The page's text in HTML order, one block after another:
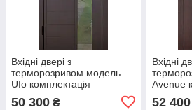
Вхідні двері з
терморозривом модель
Ufo комплектація
COTTAGE ABWEHR (367)
50 300 ₴
Вхідні
Avenue
52 400